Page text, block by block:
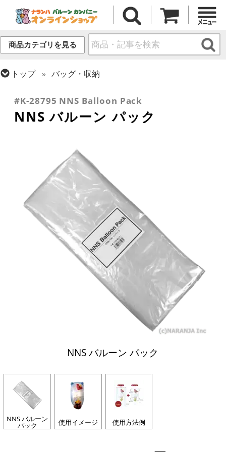
商品カテゴリを見る
トップ
バッグ・収納
#K-28795 NNS Balloon Pack
NNS バルーン パック
NNS バルーン パック
NNS バルーン
パック 使用イメージ 使用方法例